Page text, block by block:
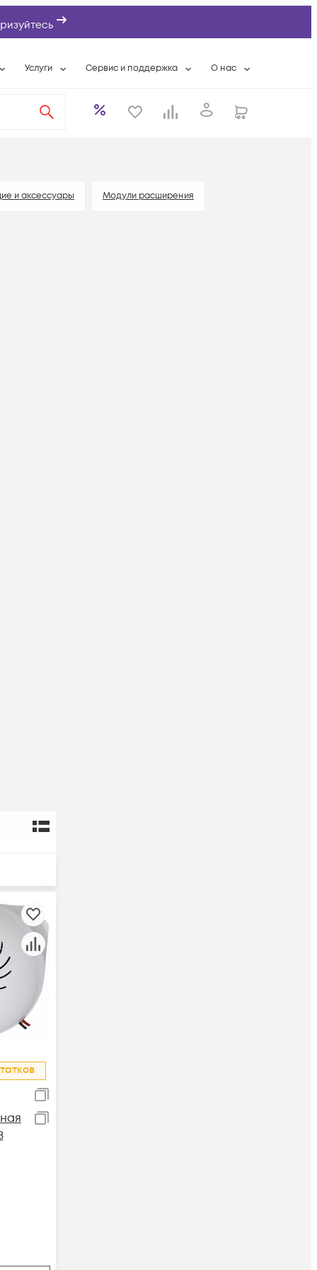
Услуги
Расширенная гарантия
Сервис и поддержка
Разовые выездные работы
Техническая поддержка
О нас
Контактная
и аксессуары Модули расширения